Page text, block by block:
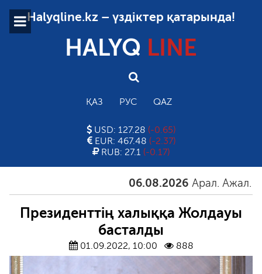
Halyqline.kz – үздіктер қатарында!
HALYQ LINE
ҚАЗ РУС QAZ
USD: 127.28 (-0.65)
EUR: 467.48 (-2.37)
RUB: 27.1 (-0.17)
06.08.2026 Арал. Ажал.
Президенттің халыққа Жолдауы
басталды
01.09.2022, 10:00 888